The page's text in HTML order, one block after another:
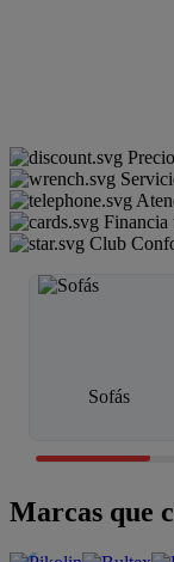
Financia
Club
Sofás
Marcas que